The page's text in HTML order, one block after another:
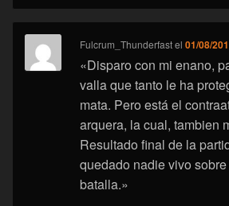
Fulcrum_Thunderfastel01/08/
«Disparo con mi enano,
valla que tanto le ha
mata. Pero está el
arquera, la cual, tambien
Resultado final de la
quedado nadie vivo
batalla.»